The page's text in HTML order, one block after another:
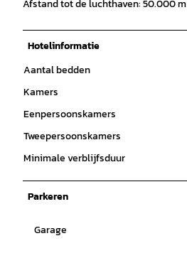
Afstand tot de luchthaven: 50.000 m
Hotelinformatie
Aantal bedden
Kamers
Eenpersoonskamers
Tweepersoonskamers
Minimale verblijfsduur
Parkeren
Garage